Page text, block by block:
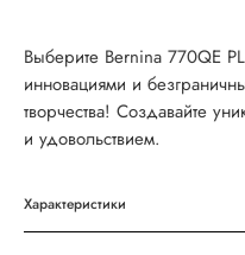
Выберите Bernina 770QE
инновациями и
творчества! Создавайте
и удовольствием.
Характеристики